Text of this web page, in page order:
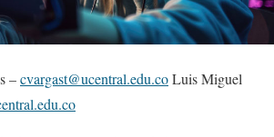
–cvargast@ucentral.edu.coLuis Miguel